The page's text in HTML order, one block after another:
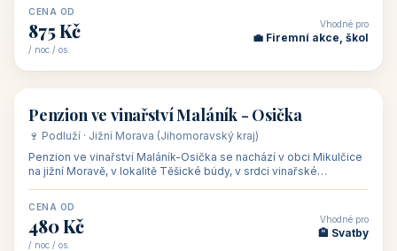
CENA OD
875 Kč
/ noc / os.
Vhodné pro
💼 Firemní akce, škol
🏡 penzion
Penzion ve vinařství Maláník - Osička
🍷 Podluží · Jižní Morava (Jihomoravský kraj)
Penzion ve vinařství Maláník-Osička se nachází v obci Mikulčice
na jižní Moravě, v lokalitě Těšické búdy, v srdci vinařské
CENA OD
480 Kč
/ noc / os.
Vhodné pro
🏨 Svatby